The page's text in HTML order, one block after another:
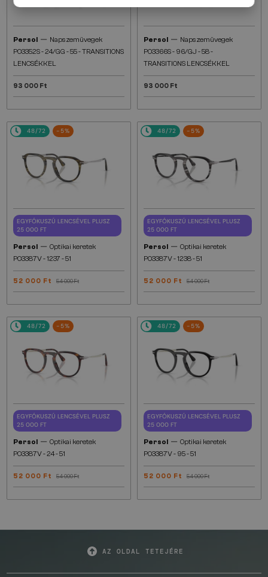
Persol — Napszemüvegek
PO3352S - 24/GG - 55 - TRANSITIONS
LENCSÉKKEL
93 000 Ft
Persol — Napszemüvegek
PO3366S - 96/GJ - 58 -
TRANSITIONS LENCSÉKKEL
93 000 Ft
48/72 -5%
EGYFÓKUSZÚ LENCSÉVEL PLUSZ
25 000 FT
Persol — Optikai keretek
PO3387V - 1237 - 51
52 000 Ft 54 000 Ft
48/72 -5%
EGYFÓKUSZÚ LENCSÉVEL PLUSZ
25 000 FT
Persol — Optikai keretek
PO3387V - 1238 - 51
52 000 Ft 54 000 Ft
48/72 -5%
EGYFÓKUSZÚ LENCSÉVEL PLUSZ
25 000 FT
Persol — Optikai keretek
PO3387V - 24 - 51
52 000 Ft 54 000 Ft
48/72 -5%
EGYFÓKUSZÚ LENCSÉVEL PLUSZ
25 000 FT
Persol — Optikai keretek
PO3387V - 95 - 51
52 000 Ft 54 000 Ft
AZ OLDAL TETEJÉRE